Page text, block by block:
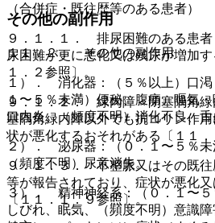
（合併症・既往歴等のある患者）
９．１．１． 排尿困難のある患
尿困難が更に悪化又は残尿が増加
１．２参照〕。
９．１．２． 緑内障＜閉塞隅角緑
塞隅角緑内障以外でも抗コリン作
状が悪化するおそれがある〔１１．
９．１．３． 不整脈又はその既
等が報告されており、症状が悪化
〔１１．１．９参照〕。
その他の副作用
１１．２． その他の副作用
１）． 消化器：（５％以上）口渇
１〜５％未満）便秘、腹痛、嘔気
口内炎、（頻度不明）消化不良、舌
２）． 泌尿器：（０．１〜５％未
（頻度不明）尿意消失。
３）． 精神神経系：（０．１〜５
しびれ、眠気、（頻度不明）意識